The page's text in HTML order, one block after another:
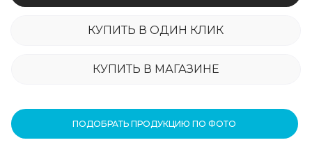
КУПИТЬ В ОДИН КЛИК
КУПИТЬ В МАГАЗИНЕ
ПОДОБРАТЬ ПРОДУКЦИЮ ПО ФОТО